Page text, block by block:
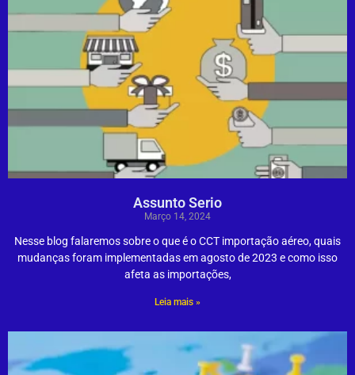
Assunto Serio
Março 14, 2024
Nesse blog falaremos sobre o que é o CCT importação aéreo, quais
mudanças foram implementadas em agosto de 2023 e como isso
afeta as importações,
Leia mais »